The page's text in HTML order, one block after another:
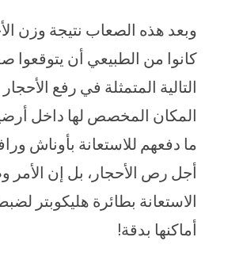
وبعد هذه الصعاب نتيجة وزن
كانوا من الطبيعي أن يتوقعوا
التالية المتمثلة في رفع
المكان المخصص لها داخل
ما دفعهم للاستعانة بأوناش
أجل رص الأحجار، بل إن الأمر
الاستعانة بطائرة هليكوبتر
أماكنها بدقة!